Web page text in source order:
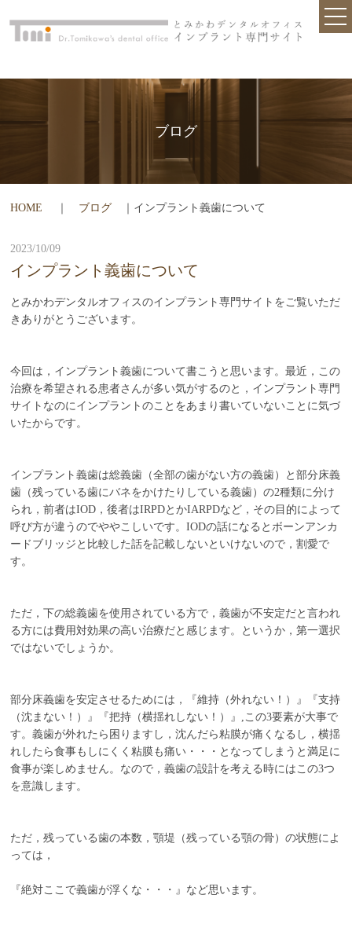
初めての方へ
他院で断られた方
インプラント治療が不安な方へ
歯を失ってしまった方
お問合せ
インプラントQ&A
ニュース
スタッフ募集
ブログ
HOME ブログ ｜インプラント義歯について
2023/10/09
インプラント義歯について
とみかわデンタルオフィスのインプラント専門サイトをご覧いただ
きありがとうございます。
今回は，インプラント義歯について書こうと思います。最近，この
治療を希望される患者さんが多い気がするのと，インプラント専門
サイトなのにインプラントのことをあまり書いていないことに気づ
いたからです。
インプラント義歯は総義歯（全部の歯がない方の義歯）と部分床義
歯（残っている歯にバネをかけたりしている義歯）の2種類に分け
られ，前者はIOD，後者はIRPDとかIARPDなど，その目的によって
呼び方が違うのでややこしいです。IODの話になるとボーンアンカ
ードブリッジと比較した話を記載しないといけないので，割愛で
す。
ただ，下の総義歯を使用されている方で，義歯が不安定だと言われ
る方には費用対効果の高い治療だと感じます。というか，第一選択
ではないでしょうか。
部分床義歯を安定させるためには，『維持（外れない！）』『支持
（沈まない！）』『把持（横揺れしない！）』,この3要素が大事で
す。義歯が外れたら困りますし，沈んだら粘膜が痛くなるし，横揺
れしたら食事もしにくく粘膜も痛い・・・となってしまうと満足に
食事が楽しめません。なので，義歯の設計を考える時にはこの3つ
を意識します。
ただ，残っている歯の本数，顎堤（残っている顎の骨）の状態によ
っては，
『絶対ここで義歯が浮くな・・・』など思います。